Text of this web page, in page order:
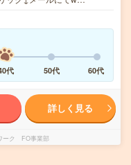
代 50代 60代
詳しく見る
ーク FO事業部